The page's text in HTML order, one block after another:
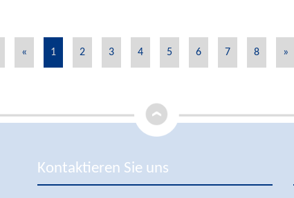
« 1 2 3 4 5 6 7 8 »
Kontaktieren Sie uns